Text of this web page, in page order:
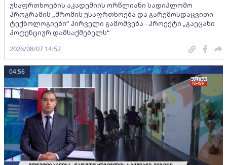
უსაფრთხოების აკადემიის ორწლიანი სადიპლომო
პროგრამის „შრომის უსაფრთხოება და გარემოსდაცვითი
ტექნოლოგიები“ პირველი გამოშვება - პროექტი „გაეცანი
პოტენციურ დამსაქმებელს“
2026/08/07 14:52
04:56